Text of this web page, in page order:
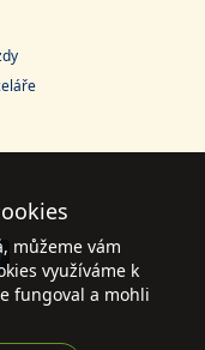
můžeme vám
využíváme k
fungoval a mohli